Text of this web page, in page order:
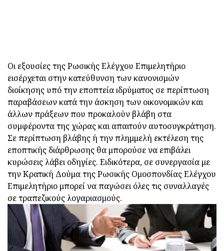
Οι εξουσίες της Ρωσικής Ελέγχου Επιμελητήριο
εισέρχεται στην κατεύθυνση των κανονισμών
διοίκησης υπό την εποπτεία ιδρύματος σε περίπτωση
παραβάσεων κατά την άσκηση των οικονομικών και
άλλων πράξεων που προκαλούν βλάβη στα
συμφέροντα της χώρας και απαιτούν αυτοσυγκράτηση.
Σε περίπτωση βλάβης ή την πλημμελή εκτέλεση της
εποπτικής διάρθρωσης θα μπορούσε να επιβάλει
κυρώσεις λάβει οδηγίες. Ειδικότερα, σε συνεργασία με
την Κρατική Δούμα της Ρωσικής Ομοσπονδίας Ελέγχου
Επιμελητήριο μπορεί να παγώσει όλες τις συναλλαγές
σε τραπεζικούς λογαριασμούς.